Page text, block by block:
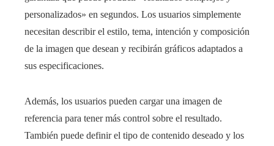
personalizados» en segundos. Los usuarios simplemente
necesitan describir el estilo, tema, intención y composición
de la imagen que desean y recibirán gráficos adaptados a
sus especificaciones.
Además, los usuarios pueden cargar una imagen de
referencia para tener más control sobre el resultado.
También puede definir el tipo de contenido deseado y los